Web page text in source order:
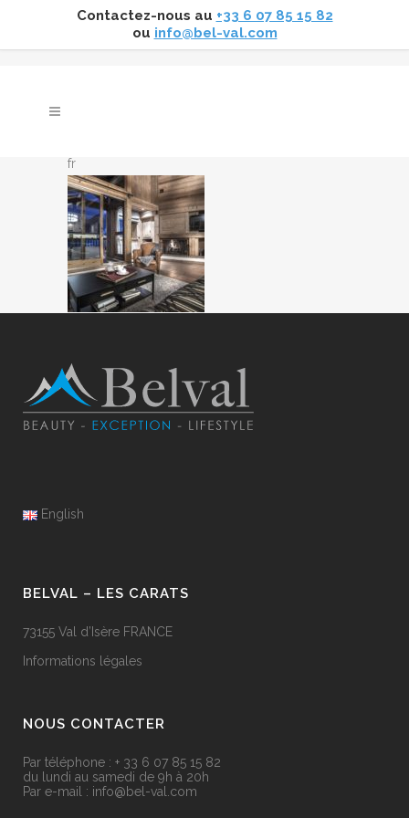
Contactez-nous au +33 6 07 85 15 82
ou info@bel-val.com
fr
English
BELVAL – LES CARATS
73155 Val d’Isère FRANCE
Informations légales
NOUS CONTACTER
Par téléphone : + 33 6 07 85 15 82
du lundi au samedi de 9h à 20h
Par e-mail : info@bel-val.com